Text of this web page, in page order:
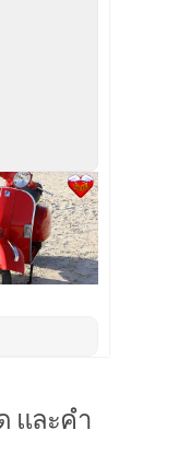
และคำ